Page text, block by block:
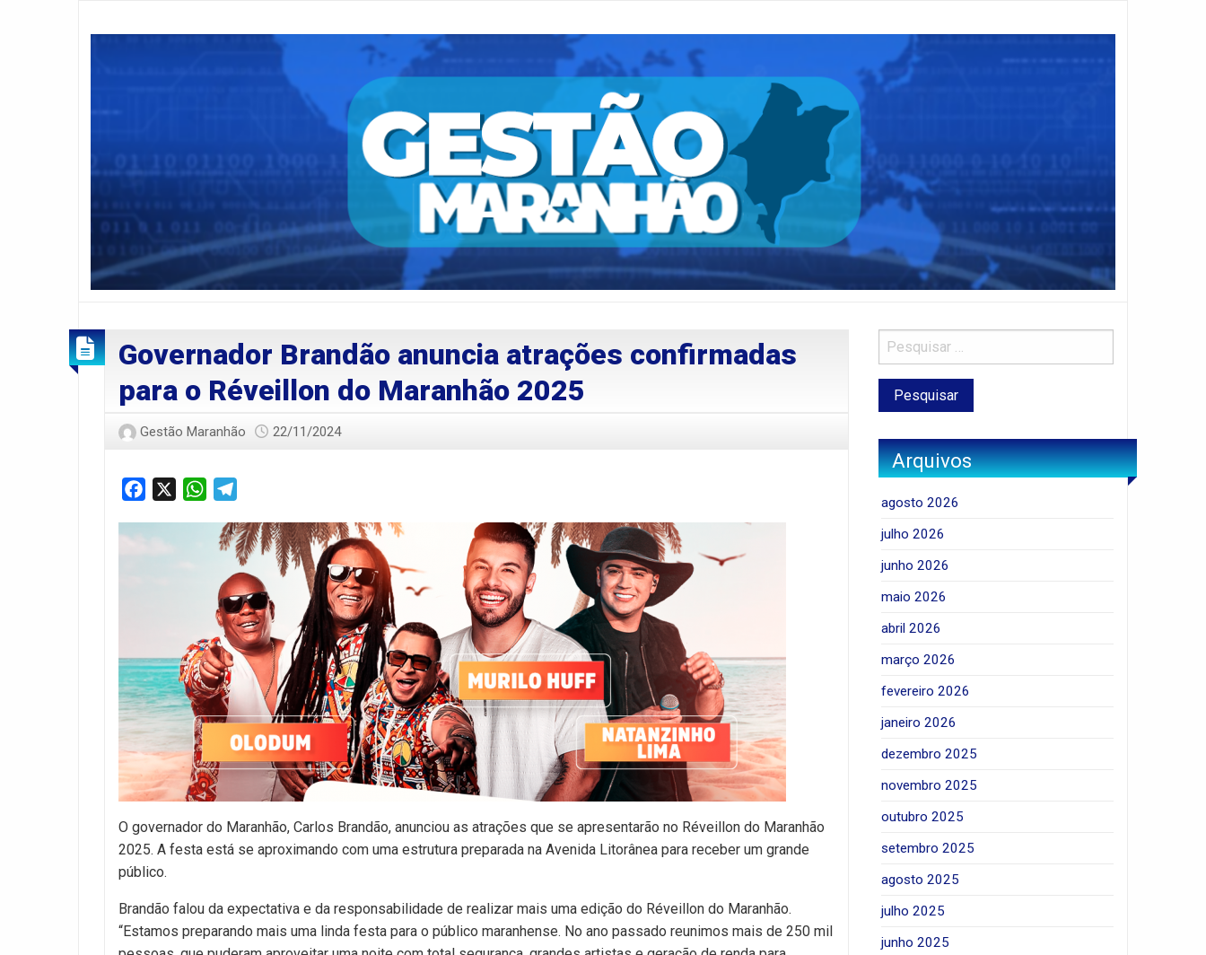
Governador Brandão anuncia atrações confirmadas
para o Réveillon do Maranhão 2025
Gestão Maranhão 22/11/2024
Facebook WhatsApp
O governador do Maranhão, Carlos Brandão, anunciou as atrações que se apresentarão no Réveillon do Maranhão
2025. A festa está se aproximando com uma estrutura preparada na Avenida Litorânea para receber um grande
público.
Brandão falou da expectativa e da responsabilidade de realizar mais uma edição do Réveillon do Maranhão.
“Estamos preparando mais uma linda festa para o público maranhense. No ano passado reunimos mais de 250 mil
Arquivos
agosto 2026
julho 2026
junho 2026
maio 2026
abril 2026
março 2026
fevereiro 2026
janeiro 2026
dezembro 2025
novembro 2025
outubro 2025
setembro 2025
agosto 2025
julho 2025
junho 2025